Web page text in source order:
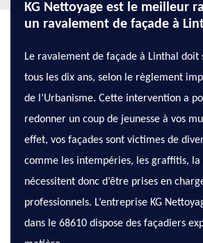
KG Nettoyage est le meilleur
un ravalement de façade à
Le ravalement de façade à Linthal doit
tous les dix ans, selon le règlement
de l’Urbanisme. Cette intervention a
redonner un coup de jeunesse à vos
effet, vos façades sont victimes de
comme les intempéries, les graffitis, la
nécessitent donc d’être prises en
professionnels. L’entreprise KG
dans le 68610 dispose des façadiers